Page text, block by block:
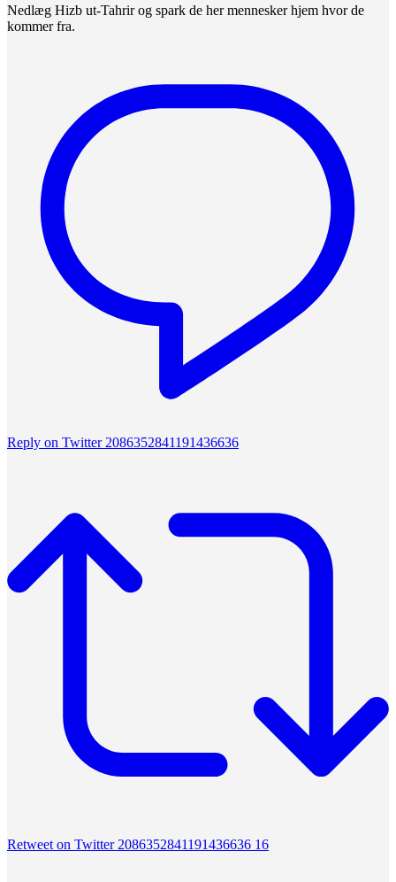
Nedlæg Hizb ut-Tahrir og spark de her mennesker hjem hvor de
kommer fra.
Reply on Twitter 2086352841191436636
Retweet on Twitter 2086352841191436636 16